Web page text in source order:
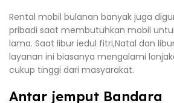
Rental mobil bulanan banyak juga
pribadi saat membutuhkan mobil
lama. Saat libur iedul fitri,Natal dan
layanan ini biasanya mengalami
cukup tinggi dari masyarakat.
Antar jemput Bandara